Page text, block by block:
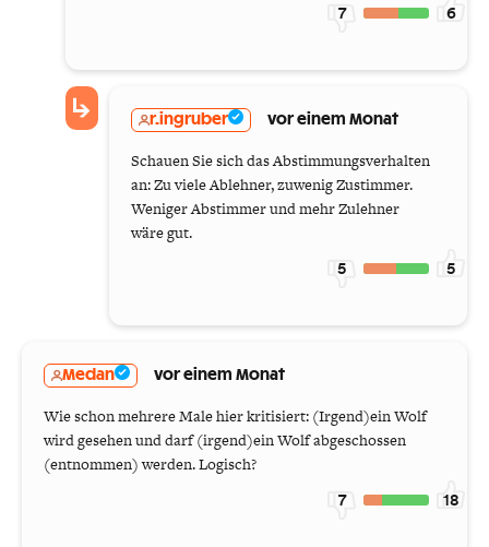
7 6
r.ingruber vor einem Monat
Schauen Sie sich das Abstimmungsverhalten
an: Zu viele Ablehner, zuwenig Zustimmer.
Weniger Abstimmer und mehr Zulehner
wäre gut.
5 5
Medan vor einem Monat
Wie schon mehrere Male hier kritisiert: (Irgend)ein Wolf
wird gesehen und darf (irgend)ein Wolf abgeschossen
(entnommen) werden. Logisch?
7 18